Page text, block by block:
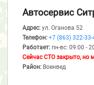
Автосервис
Адрес: ул. Оганова 52
Телефон: +7 (863) 322-33-
Работает: пн-вс: 09:00 -
Сейчас СТО закрыто, но
Район: Военвед